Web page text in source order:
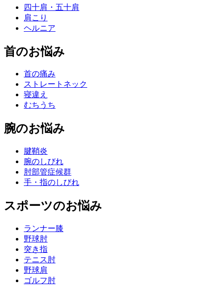
四十肩・五十肩
肩こり
ヘルニア
首のお悩み
首の痛み
ストレートネック
寝違え
むちうち
腕のお悩み
腱鞘炎
腕のしびれ
肘部管症候群
手・指のしびれ
スポーツのお悩み
ランナー膝
野球肘
突き指
テニス肘
野球肩
ゴルフ肘